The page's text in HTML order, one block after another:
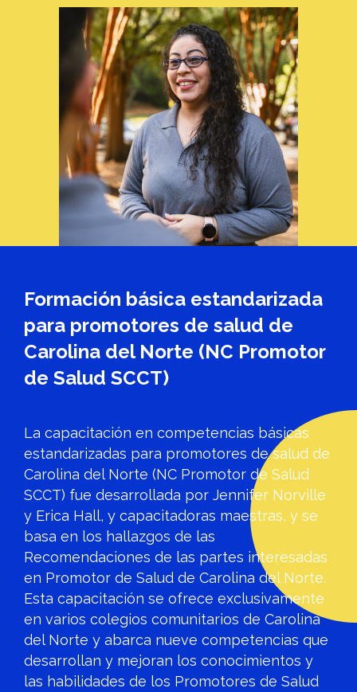
Formación básica estandarizada
para promotores de salud de
Carolina del Norte (NC Promotor
de Salud SCCT)
La capacitación en competencias básicas
estandarizadas para promotores de salud de
Carolina del Norte (NC Promotor de Salud
SCCT) fue desarrollada por Jennifer Norville
y Erica Hall, y capacitadoras maestras, y se
basa en los hallazgos de las
Recomendaciones de las partes interesadas
en Promotor de Salud de Carolina del Norte.
Esta capacitación se ofrece exclusivamente
en varios colegios comunitarios de Carolina
del Norte y abarca nueve competencias que
desarrollan y mejoran los conocimientos y
las habilidades de los Promotores de Salud